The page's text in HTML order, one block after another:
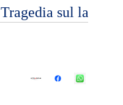
Tragedia sul